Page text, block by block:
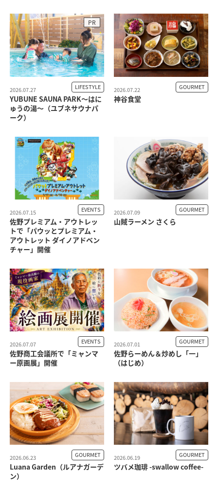
YUBUNE SAUNA PARK～はに
ゅうの湯～（ユブネサウナパ
ーク）
2026.07.27 LIFESTYLE
PR
神谷食堂
2026.07.22 GOURMET
佐野プレミアム・アウトレッ
トで「パウッとプレミアム・
アウトレット ダイノアドベン
チャー」開催
2026.07.15 EVENTS
山賊ラーメン さくら
2026.07.09 GOURMET
佐野商工会議所で「ミャンマ
ー原画展」開催
2026.07.07 EVENTS
佐野らーめん＆炒めし「一」
（はじめ）
2026.07.01 GOURMET
Luana Garden（ルアナガーデ
ン）
2026.06.23 GOURMET
ツバメ珈琲 -swallow coffee-
2026.06.19 GOURMET